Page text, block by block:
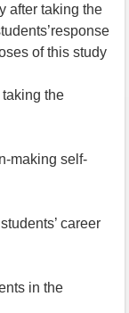
after taking the
of this study
taking the
making self-
career
in the